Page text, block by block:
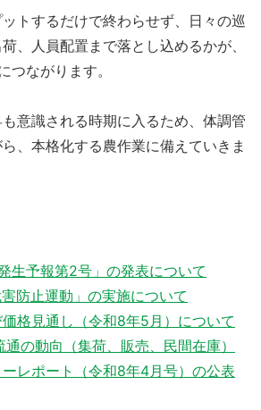
トするだけで終わらせず、日々の巡
、人員配置まで落とし込めるかが、
つながります。
意識される時期に入るため、体調管
、本格化する農作業に備えていきま
生予報第2号」の発表について
防止運動」の実施について
格見通し（令和8年5月）について
の動向（集荷、販売、民間在庫）
レポート（令和8年4月号）の公表